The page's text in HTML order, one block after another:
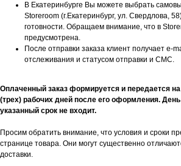
В Екатеринбурге Вы можете выбрать
Storeroom (г.Екатеринбург, ул. Свердлова,
готовности. Обращаем внимание, что в
предусмотрена.
После отправки заказа клиент получает e-
отслеживания и статусом отправки и СМС.
Оплаченный заказ формируется и передается на
(трех) рабочих дней после его оформления.
указанный срок не входит.
Просим обратить внимание, что условия и сроки
странице товара. Они могут существенно
доставки.
БУДЬТЕ В КУРСЕ НАШИХ
НОВИНОК И АКЦИЙ
Подпишитесь на нашу рассылку и
Я даю согласие на обработку
персональных данных в
соответствиис политикой